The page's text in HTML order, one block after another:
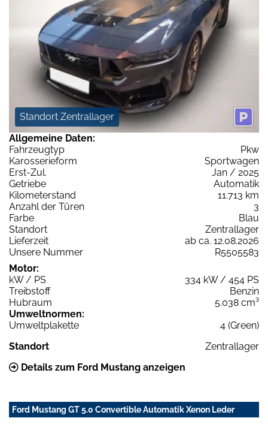
Standort Zentrallager
Allgemeine Daten:
Fahrzeugtyp
Pkw
Karosserieform
Sportwagen
Erst-Zul.
Jan / 2025
Getriebe
Automatik
Kilometerstand
11.713 km
Anzahl der Türen
3
Farbe
Blau
Standort
Zentrallager
Lieferzeit
ab ca. 12.08.2026
Unsere Nummer
R5505583
Motor:
kW / PS
334 kW / 454 PS
Treibstoff
Benzin
Hubraum
5.038 cm³
Umweltnormen:
Umweltplakette
4 (Green)
Standort
Zentrallager
Details zum Ford Mustang anzeigen
Ford Mustang GT 5.0 Convertible Automatik Xenon Leder